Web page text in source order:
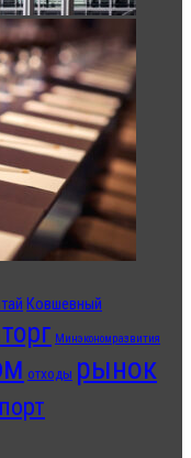
Ковшевный
Минэкономразвития
отходы рынок